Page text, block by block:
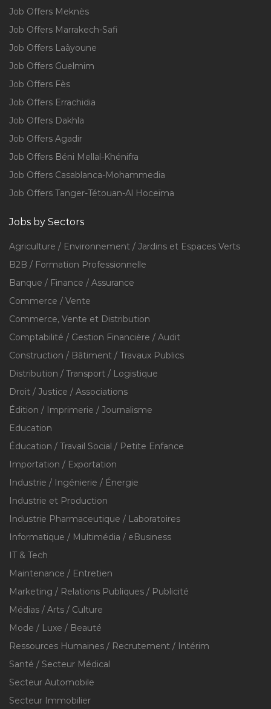
Job Offers Meknès
Job Offers Marrakech-Safi
Job Offers Laâyoune
Job Offers Guelmim
Job Offers Fès
Job Offers Errachidia
Job Offers Dakhla
Job Offers Agadir
Job Offers Béni Mellal-Khénifra
Job Offers Casablanca-Mohammedia
Job Offers Tanger-Tétouan-Al Hoceïma
Jobs by Sectors
Agriculture / Environnement / Jardins et Espaces Verts
B2B / Formation Professionnelle
Banque / Finance / Assurance
Commerce / Vente
Commerce, Vente et Distribution
Comptabilité / Gestion Financière / Audit
Construction / Bâtiment / Travaux Publics
Distribution / Transport / Logistique
Droit / Justice / Associations
Édition / Imprimerie / Journalisme
Education
Éducation / Travail Social / Petite Enfance
Importation / Exportation
Industrie / Ingénierie / Énergie
Industrie et Production
Industrie Pharmaceutique / Laboratoires
Informatique / Multimédia / eBusiness
IT & Tech
Maintenance / Entretien
Marketing / Relations Publiques / Publicité
Médias / Arts / Culture
Mode / Luxe / Beauté
Ressources Humaines / Recrutement / Intérim
Santé / Secteur Médical
Secteur Automobile
Secteur Immobilier